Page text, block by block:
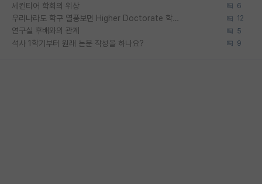
세컨티어 학회의 위상 6
우리나라도 학구 열풍보면 Higher Doctorate 학위가 필요하다고 봅니다. 12
연구실 후배와의 관계 5
석사 1학기부터 원래 논문 작성을 하나요? 9